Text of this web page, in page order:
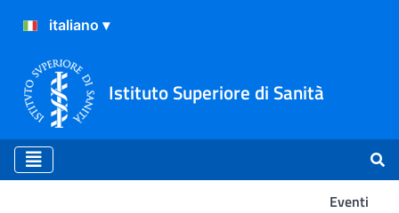
Istituto Superiore di Sanità
Eventi